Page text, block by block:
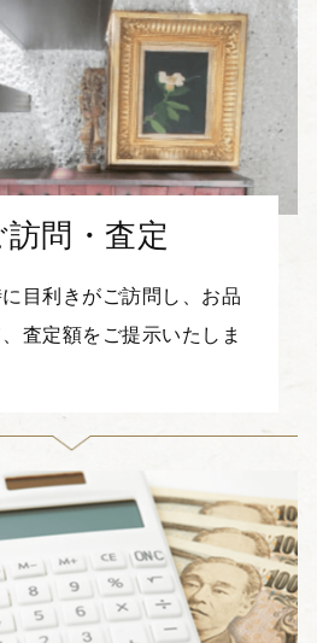
訪問・査定
目利きがご訪問し、お品
査定額をご提示いたしま